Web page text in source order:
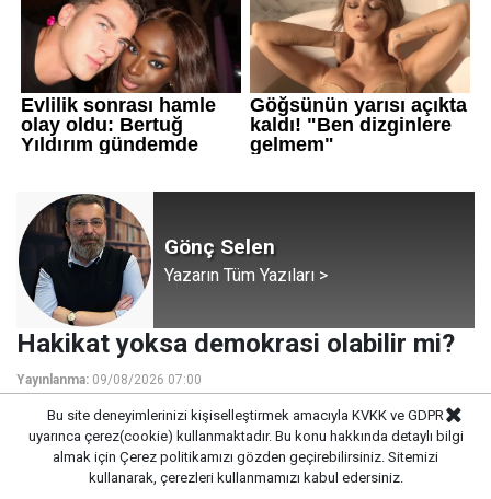
Gönç Selen
Yazarın Tüm Yazıları >
Hakikat yoksa demokrasi olabilir mi?
Yayınlanma: 09/08/2026 07:00
Bu site deneyimlerinizi kişiselleştirmek amacıyla KVKK ve GDPR
uyarınca çerez(cookie) kullanmaktadır. Bu konu hakkında detaylı bilgi
almak için Çerez politikamızı gözden geçirebilirsiniz. Sitemizi
kullanarak, çerezleri kullanmamızı kabul edersiniz.